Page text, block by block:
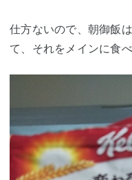
仕方ないので、朝御飯は
て、それをメインに食